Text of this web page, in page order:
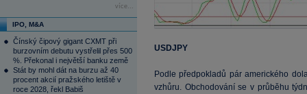
více...
IPO, M&A
Čínský čipový gigant CXMT při
burzovním debutu vystřelil přes 500
%. Překonal i největší banku země
Stát by mohl dát na burzu až 40
procent akcií pražského letiště v
roce 2028, řekl Babiš
USDJPY
Podle předpokladů pár amerického
vzhůru. Obchodování se v průběhu